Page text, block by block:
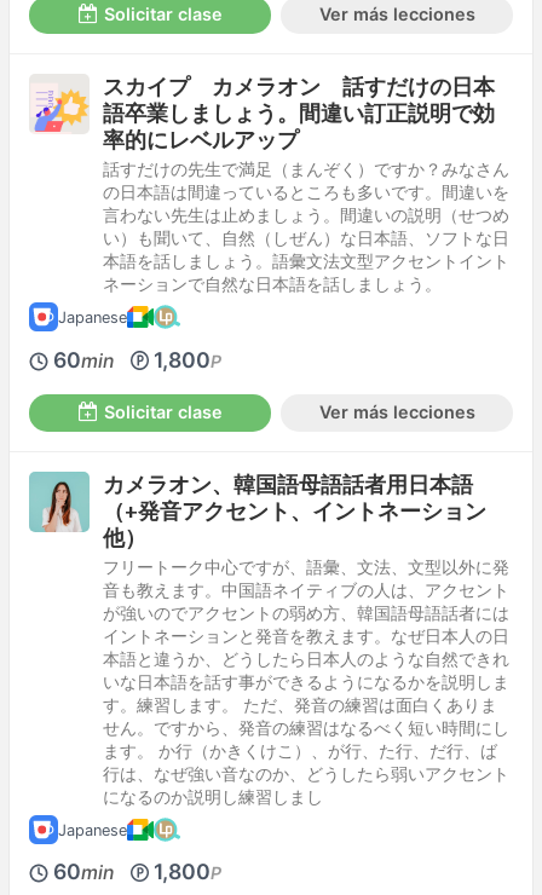
Solicitar clase Ver más lecciones
スカイプ カメラオン 話すだけの日本
語卒業しましょう。間違い訂正説明で効
率的にレベルアップ
話すだけの先生で満足（まんぞく）ですか？みなさん
の日本語は間違っているところも多いです。間違いを
言わない先生は止めましょう。間違いの説明（せつめ
い）も聞いて、自然（しぜん）な日本語、ソフトな日
本語を話しましょう。語彙文法文型アクセントイント
ネーションで自然な日本語を話しましょう。
Japanese
60min 1,800P
Solicitar clase Ver más lecciones
カメラオン、韓国語母語話者用日本語
（+発音アクセント、イントネーション
他）
フリートーク中心ですが、語彙、文法、文型以外に発
音も教えます。中国語ネイティブの人は、アクセント
が強いのでアクセントの弱め方、韓国語母語話者には
イントネーションと発音を教えます。なぜ日本人の日
本語と違うか、どうしたら日本人のような自然できれ
いな日本語を話す事ができるようになるかを説明しま
す。練習します。 ただ、発音の練習は面白くありま
せん。ですから、発音の練習はなるべく短い時間にし
ます。 か行（かきくけこ）、が行、た行、だ行、ば
行は、なぜ強い音なのか、どうしたら弱いアクセント
になるのか説明し練習しまし
Japanese
60min 1,800P